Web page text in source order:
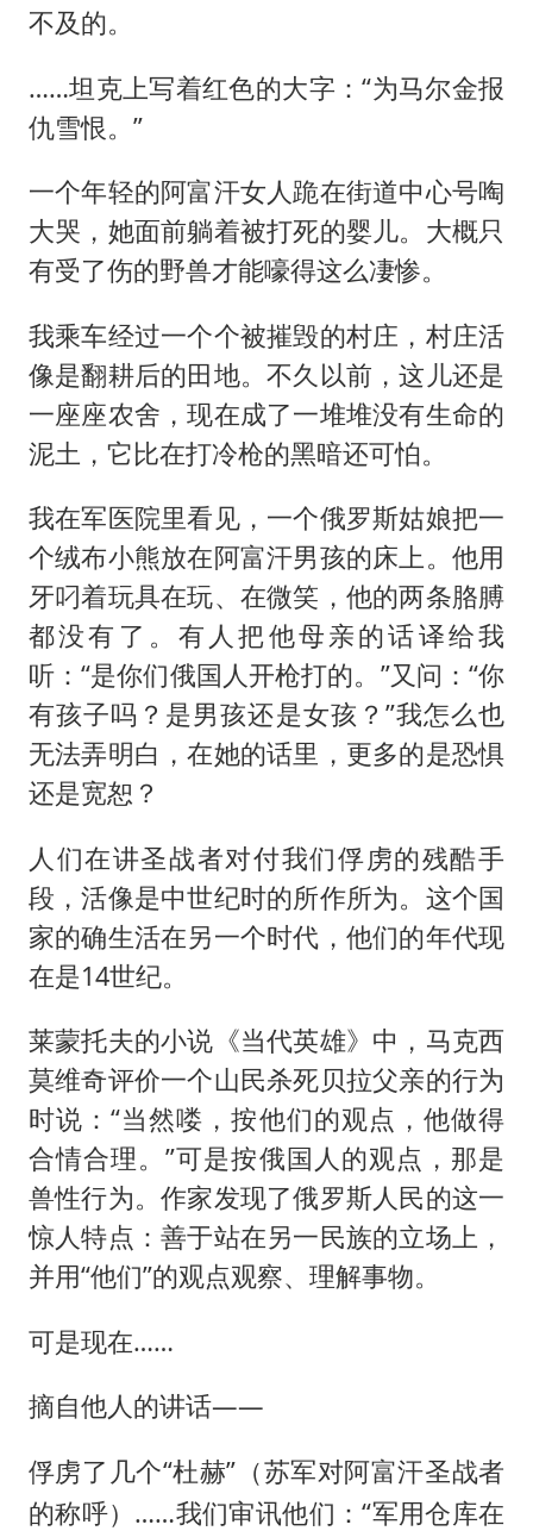
不及的。
……坦克上写着红色的大字：“为马尔金报
仇雪恨。”
一个年轻的阿富汗女人跪在街道中心号啕
大哭，她面前躺着被打死的婴儿。大概只
有受了伤的野兽才能嚎得这么凄惨。
我乘车经过一个个被摧毁的村庄，村庄活
像是翻耕后的田地。不久以前，这儿还是
一座座农舍，现在成了一堆堆没有生命的
泥土，它比在打冷枪的黑暗还可怕。
我在军医院里看见，一个俄罗斯姑娘把一
个绒布小熊放在阿富汗男孩的床上。他用
牙叼着玩具在玩、在微笑，他的两条胳膊
都没有了。有人把他母亲的话译给我
听：“是你们俄国人开枪打的。”又问：“你
有孩子吗？是男孩还是女孩？”我怎么也
无法弄明白，在她的话里，更多的是恐惧
还是宽恕？
人们在讲圣战者对付我们俘虏的残酷手
段，活像是中世纪时的所作所为。这个国
家的确生活在另一个时代，他们的年代现
在是14世纪。
莱蒙托夫的小说《当代英雄》中，马克西
莫维奇评价一个山民杀死贝拉父亲的行为
时说：“当然喽，按他们的观点，他做得
合情合理。”可是按俄国人的观点，那是
兽性行为。作家发现了俄罗斯人民的这一
惊人特点：善于站在另一民族的立场上，
并用“他们”的观点观察、理解事物。
可是现在……
摘自他人的讲话——
俘虏了几个“杜赫” （苏军对阿富汗圣战者
的称呼） ……我们审讯他们：“军用仓库在